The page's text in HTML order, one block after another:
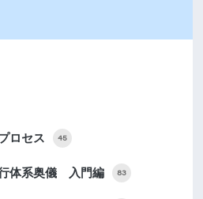
ロセス 45
体系奥儀 入門編 83